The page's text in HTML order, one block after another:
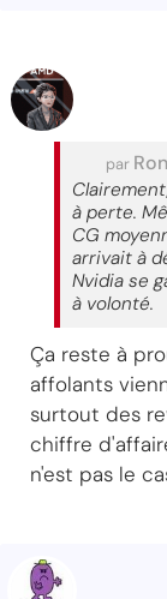
par
à perte.
CG
arrivait à
Nvidia se
à volonté.
Ça reste à
affolants
surtout des
chiffre
n'est pas le